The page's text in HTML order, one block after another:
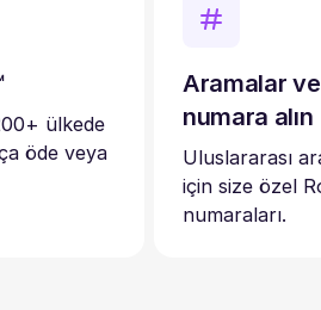
ülkede
öde veya
Aramalar
numara alın
Uluslararası
için size özel
numaraları.